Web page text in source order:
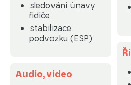
sledování únavy
řidiče
stabilizace
podvozku (ESP)
Audio, video